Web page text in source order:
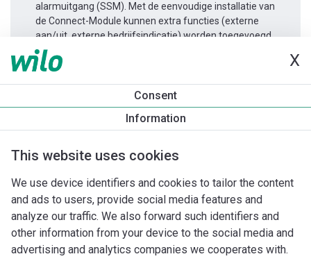
X
Consent
Information
This website uses cookies
We use device identifiers and cookies to tailor the content
and ads to users, provide social media features and
analyze our traffic. We also forward such identifiers and
other information from your device to the social media and
advertising and analytics companies we cooperates with.
alarmuitgang (SSM). Met de eenvoudige installatie van
de Connect-Module kunnen extra functies (externe
aan/uit, externe bedrijfsindicatie) worden toegevoegd.
Productinformatie